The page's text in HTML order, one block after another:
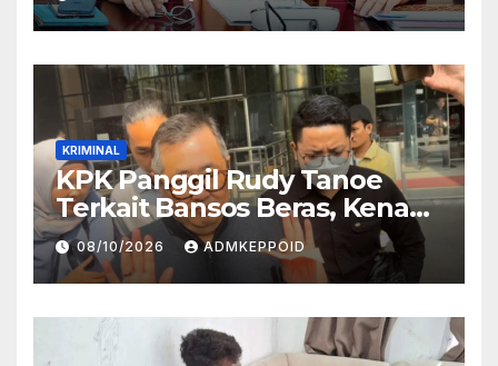
KRIMINAL
KPK Panggil Rudy Tanoe
Terkait Bansos Beras, Kenapa
Pemeriksaannya Diundur?
08/10/2026 ADMKEPPOID